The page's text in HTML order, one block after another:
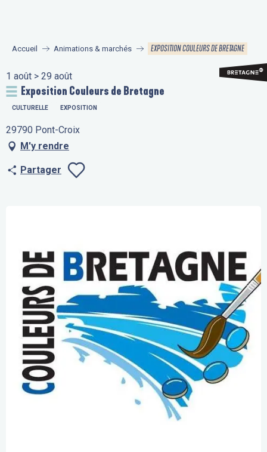
principal
Accueil Animations & marchés EXPOSITION COULEURS DE BRETAGNE
1 août > 29 août
Exposition Couleurs de Bretagne
CULTURELLE EXPOSITION
29790 Pont-Croix
M'y rendre
Partager